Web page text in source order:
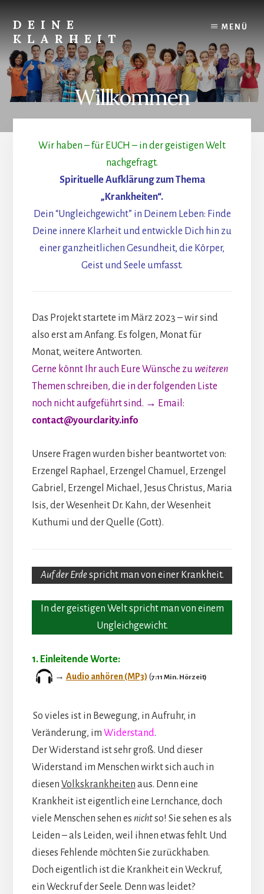
content
DEINE
KLARHEIT
Finde
Deine
innere
Klarheit.
MENÜ
Willkommen
Wir haben – für EUCH – in der geistigen Welt
nachgefragt.
Spirituelle Aufklärung zum Thema
„Krankheiten“.
Dein “Ungleichgewicht” in Deinem Leben: Finde
Deine innere Klarheit und entwickle Dich hin zu
einer ganzheitlichen Gesundheit, die Körper,
Geist und Seele umfasst.
Das Projekt startete im März 2023 – wir sind
also erst am Anfang. Es folgen, Monat für
Monat, weitere Antworten.
Gerne könnt Ihr auch Eure Wünsche zu weiteren
Themen schreiben, die in der folgenden Liste
noch nicht aufgeführt sind. → Email:
contact@yourclarity.info
Unsere Fragen wurden bisher beantwortet von:
Erzengel Raphael, Erzengel Chamuel, Erzengel
Gabriel, Erzengel Michael, Jesus Christus, Maria
Isis, der Wesenheit Dr. Kahn, der Wesenheit
Kuthumi und der Quelle (Gott).
Auf der Erdespricht man von einer Krankheit.
In der geistigen Welt spricht man von einem
Ungleichgewicht.
1. Einleitende Worte:
→ Audio anhören (MP3) (7:11 Min. Hörzeit)
So vieles ist in Bewegung, in Aufruhr, in
Veränderung, im Widerstand.
Der Widerstand ist sehr groß. Und dieser
Widerstand im Menschen wirkt sich auch in
diesen Volkskrankheiten aus. Denn eine
Krankheit ist eigentlich eine Lernchance, doch
viele Menschen sehen es nichtso! Sie sehen es als
Leiden – als Leiden, weil ihnen etwas fehlt. Und
dieses Fehlende möchten Sie zurückhaben.
Doch eigentlich ist die Krankheit ein Weckruf,
ein Weckruf der Seele. Denn was leidet?